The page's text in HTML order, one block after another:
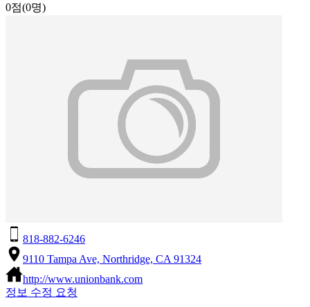
0점(0명)
818-882-6246
9110 Tampa Ave, Northridge, CA 91324
http://www.unionbank.com
정보 수정 요청